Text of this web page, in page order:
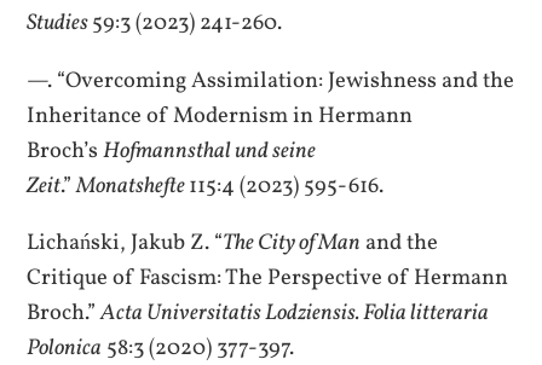
Studies59:3 (2023) 241-260.
—. “Overcoming Assimilation: Jewishness and the
Inheritance of Modernism in Hermann
Broch’sHofmannsthal und seine
Zeit.”Monatshefte115:4 (2023) 595-616.
Lichański, Jakub Z. “The City of Man and the
Critique of Fascism: The Perspective of Hermann
Broch.”Acta Universitatis Lodziensis. Folia litteraria
Polonica 58:3 (2020) 377-397.